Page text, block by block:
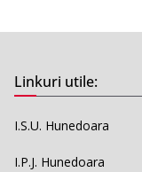
Linkuri utile:
I.S.U. Hunedoara
I.P.J. Hunedoara